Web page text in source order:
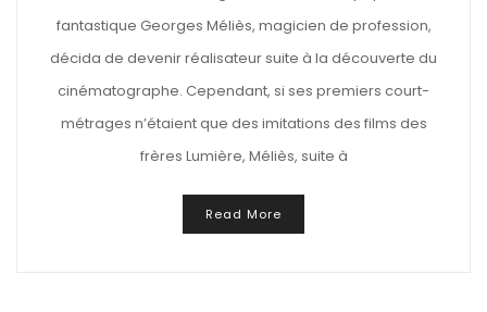
fantastique Georges Méliès, magicien de profession,
décida de devenir réalisateur suite à la découverte du
cinématographe. Cependant, si ses premiers court-
métrages n’étaient que des imitations des films des
frères Lumière, Méliès, suite à
Read More